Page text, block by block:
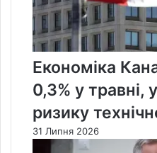
Економіка
0,3% у травні,
ризику
31 Липня 2026